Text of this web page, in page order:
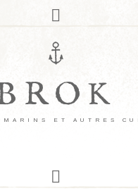
MARINS ET AUTRES